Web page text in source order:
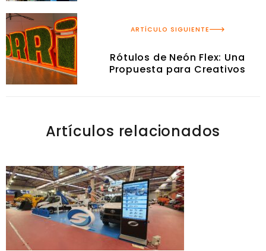
ARTÍCULO SIGUIENTE
Rótulos de Neón Flex: Una
Propuesta para Creativos
Artículos relacionados